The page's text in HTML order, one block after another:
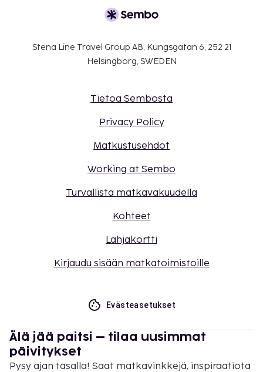
Stena Line Travel Group AB, Kungsgatan 6, 252 21
Helsingborg, SWEDEN
Tietoa Sembosta
Privacy Policy
Matkustusehdot
Working at Sembo
Turvallista matkavakuudella
Kohteet
Lahjakortti
Kirjaudu sisään matkatoimistoille
Evästeasetukset
Älä jää paitsi – tilaa uusimmat
päivitykset
Pysy ajan tasalla! Saat matkavinkkejä, inspiraatiota